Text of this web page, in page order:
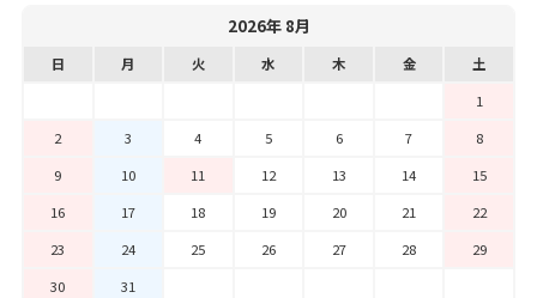
2026年 8月
日 月 火 水 木 金
土
1
2
3 4 5 6 7
8
9
10 11 12 13 14
15
16
17 18 19 20 21
22
23
24 25 26 27 28
29
30
31